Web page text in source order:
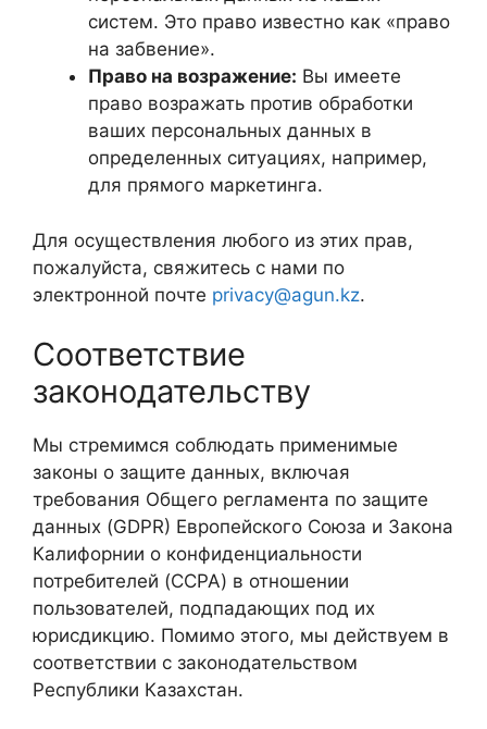
систем. Это право известно как «право
на забвение».
Право на возражение: Вы имеете
право возражать против обработки
ваших персональных данных в
определенных ситуациях, например,
для прямого маркетинга.
Для осуществления любого из этих прав,
пожалуйста, свяжитесь с нами по
электронной почте privacy@agun.kz.
Соответствие
законодательству
Мы стремимся соблюдать применимые
законы о защите данных, включая
требования Общего регламента по защите
данных (GDPR) Европейского Союза и Закона
Калифорнии о конфиденциальности
потребителей (CCPA) в отношении
пользователей, подпадающих под их
юрисдикцию. Помимо этого, мы действуем в
соответствии с законодательством
Республики Казахстан.